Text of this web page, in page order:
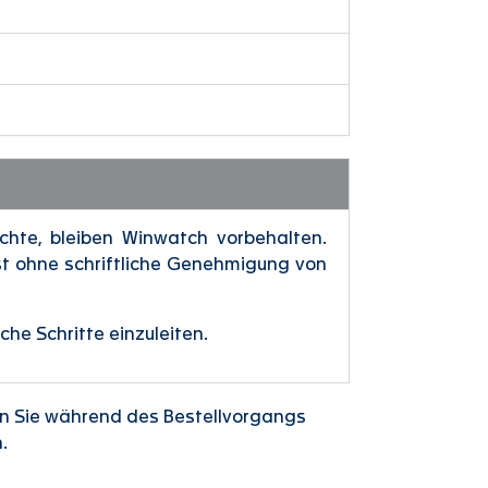
bleiben Winwatch vorbehalten.
ohne schriftliche Genehmigung von
Schritte einzuleiten.
Sie während des Bestellvorgangs